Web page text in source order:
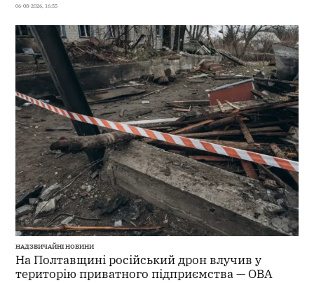
06-08-2026, 16:55
НАДЗВИЧАЙНІ НОВИНИ
На Полтавщині російський дрон влучив у
територію приватного підприємства — ОВА